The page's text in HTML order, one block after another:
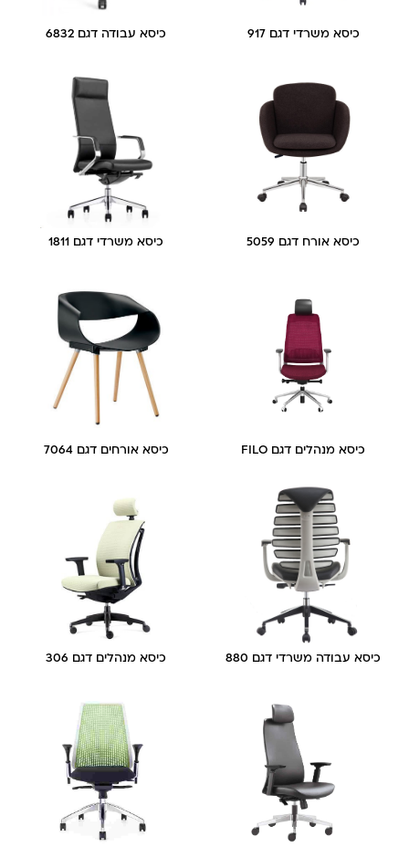
כיסא משרדי דגם 917 כיסא עבודה דגם 6832
כיסא אורח דגם 5059 כיסא משרדי דגם 1811
כיסא מנהלים דגם FILO כיסא אורחים דגם 7064
כיסא עבודה משרדי דגם 880 כיסא מנהלים דגם 306